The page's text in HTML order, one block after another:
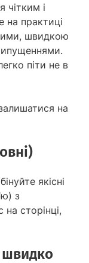
чітким і
на практиці
швидкою
піти не в
на
якісні
з
на сторінці,
швидко